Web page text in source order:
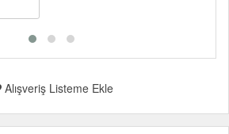
Alışveriş Listeme Ekle